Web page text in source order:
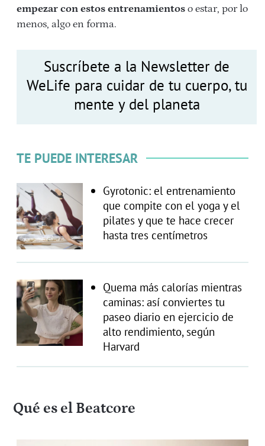
empezar con estos entrenamientos o estar, por lo
menos, algo en forma.
Suscríbete a la Newsletter de
WeLife para cuidar de tu cuerpo, tu
mente y del planeta
TE PUEDE INTERESAR
Gyrotonic: el entrenamiento
que compite con el yoga y el
pilates y que te hace crecer
hasta tres centímetros
Quema más calorías mientras
caminas: así conviertes tu
paseo diario en ejercicio de
alto rendimiento, según
Harvard
Qué es el Beatcore